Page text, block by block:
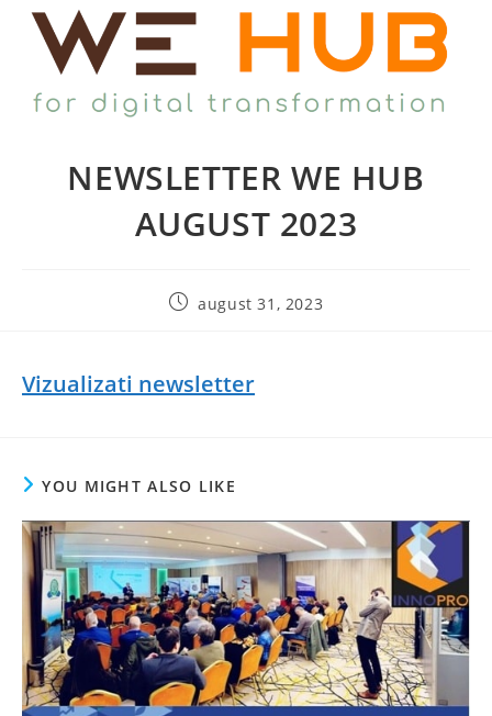
NEWSLETTER WE HUB
AUGUST 2023
august 31, 2023
Vizualizati newsletter
YOU MIGHT ALSO LIKE